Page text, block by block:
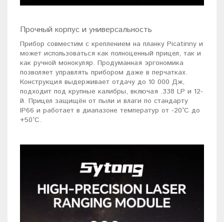
Прочный корпус и универсальность
Прибор совместим с креплением на планку Picatinny и
может использоваться как полноценный прицел, так и
как ручной монокуляр. Продуманная эргономика
позволяет управлять прибором даже в перчатках.
Конструкция выдерживает отдачу до 10 000 Дж,
подходит под крупные калибры, включая .338 LP и 12-
й. Прицел защищён от пыли и влаги по стандарту
IP66 и работает в диапазоне температур от -20°C до
+50°C.